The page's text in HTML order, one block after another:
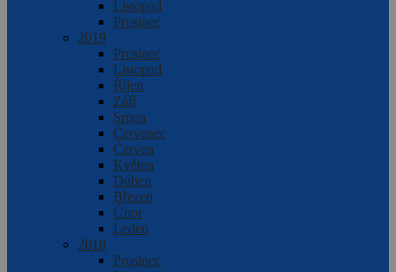
Listopad
Prosinec
2019
Prosinec
Listopad
Říjen
Září
Srpen
Červenec
Červen
Květen
Duben
Březen
Únor
Leden
2018
Prosinec